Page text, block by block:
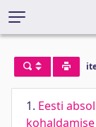
1. Eesti